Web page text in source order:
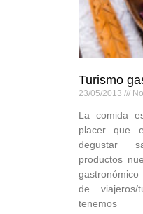
Turismo
23/05/2013
La comida
placer que
degustar
productos
de viajeros/